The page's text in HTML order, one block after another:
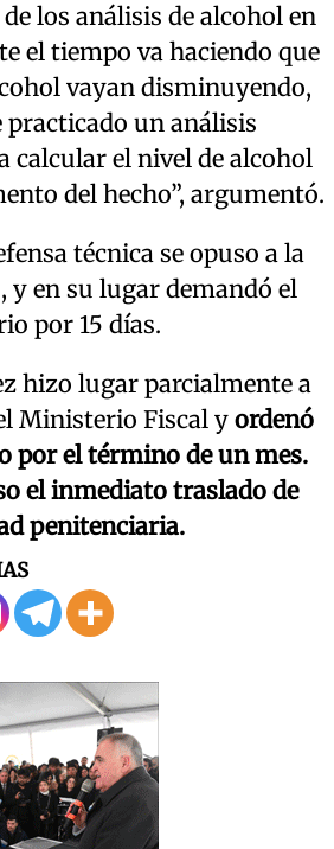
los análisis de alcohol en
el tiempo va haciendo que
vayan disminuyendo,
practicado un análisis
calcular el nivel de alcohol
del hecho”, argumentó.
técnica se opuso a la
y en su lugar demandó el
por 15 días.
hizo lugar parcialmente a
Ministerio Fiscal y ordenó
por el término de un mes.
el inmediato traslado de
penitenciaria.